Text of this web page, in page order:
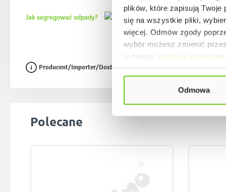
plików, które zapisują
się na wszystkie pliki,
więcej. Odmów zgody
wybór możesz zmienić
w naszej Polityce
Odmowa
Jak segregować odpady?
Producent/Importer/Dostawca
Pomiń galerię produktów
Polecane